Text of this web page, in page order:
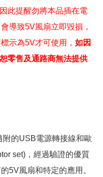
此提醒勿將本品插在電
導致5V風扇立即毀損，
示為5V才可使用， 如因
零售及通路商無法提供
的USB電源轉接線和歐
set)，經過驗證的優質
5V風扇和特定的應用。